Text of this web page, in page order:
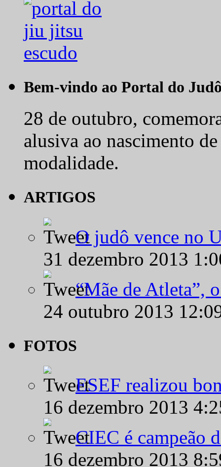
Bem-vindo ao Portal do
28 de outubro,
alusiva ao nascimento
modalidade.
ARTIGOS
O judô vence no
31 dezembro 2013
“Mãe de Atleta”,
24 outubro 2013
FOTOS
ESEF realizou
16 dezembro 2013
CIEC é campeão
16 dezembro 2013